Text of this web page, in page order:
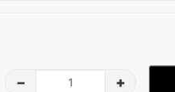
– +